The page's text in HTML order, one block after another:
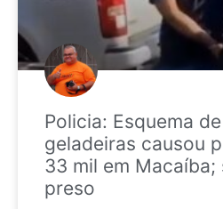
Policia: Esquema
geladeiras causou
33 mil em Macaíba;
preso